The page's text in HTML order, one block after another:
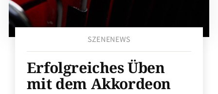
SZENENEWS
Erfolgreiches Üben
mit dem Akkordeon